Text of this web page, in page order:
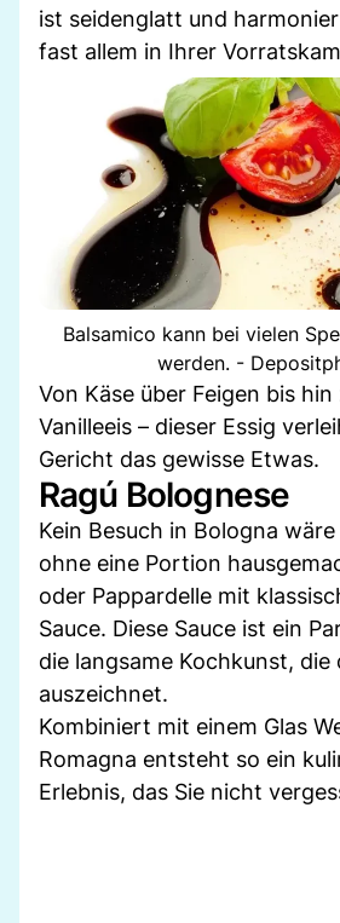
ist seidenglatt und
fast allem in Ihrer
Balsamico kann bei vielen
werden. -
Von Käse über Feigen bis
Vanilleeis – dieser Essig
Gericht das gewisse Etwas.
Ragú Bolognese
Kein Besuch in Bologna
ohne eine Portion
oder Pappardelle mit
Sauce. Diese Sauce ist ein
die langsame Kochkunst, die
auszeichnet.
Kombiniert mit einem Glas
Romagna entsteht so ein
Erlebnis, das Sie nicht